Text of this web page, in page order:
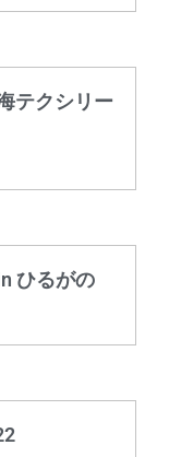
テクシリー
ひるがの